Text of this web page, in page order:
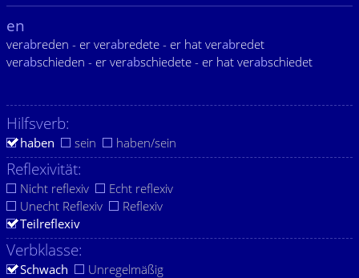
en
verabreden - er verabredete - er hat verabredet
verabschieden - er verabschiedete - er hat verabschiedet
Hilfsverb:
haben sein haben/sein
Reflexivität:
Nicht reflexiv
Echt reflexiv
Unecht Reflexiv
Reflexiv
Teilreflexiv
Verbklasse:
Schwach
Unregelmäßig